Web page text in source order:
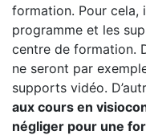
formation. Pour cela,
programme et les
centre de formation.
ne seront par
supports vidéo.
aux cours en
négliger pour une